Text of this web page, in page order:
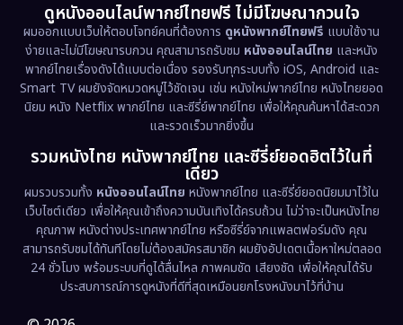
Emotional (61)
Epic มหากาพย์ (218)
Erotic (36)
Family ครอบครัว (363)
Fantasy จินตนาการ (326)
Fiction (9)
Film (57)
Gothic
ดูหนังออนไลน์พากย์ไทยฟรี ไม่มีโฆษณากวนใจ
ผมออกแบบเว็บให้ตอบโจทย์คนที่ต้องการ ดูหนังพากย์ไทยฟรี แบบใช้งาน
ง่ายและไม่มีโฆษณารบกวน คุณสามารถรับชม หนังออนไลน์ไทย และหนัง
พากย์ไทยเรื่องดังได้แบบต่อเนื่อง รองรับทุกระบบทั้ง iOS, Android และ
Smart TV ผมยังจัดหมวดหมู่ไว้ชัดเจน เช่น หนังใหม่พากย์ไทย หนังไทยยอด
นิยม หนัง Netflix พากย์ไทย และซีรี่ย์พากย์ไทย เพื่อให้คุณค้นหาได้สะดวก
และรวดเร็วมากยิ่งขึ้น
รวมหนังไทย หนังพากย์ไทย และซีรี่ย์ยอดฮิตไว้ในที่
เดียว
ผมรวบรวมทั้ง หนังออนไลน์ไทย หนังพากย์ไทย และซีรี่ย์ยอดนิยมมาไว้ใน
เว็บไซต์เดียว เพื่อให้คุณเข้าถึงความบันเทิงได้ครบถ้วน ไม่ว่าจะเป็นหนังไทย
คุณภาพ หนังต่างประเทศพากย์ไทย หรือซีรี่ย์จากแพลตฟอร์มดัง คุณ
สามารถรับชมได้ทันทีโดยไม่ต้องสมัครสมาชิก ผมยังอัปเดตเนื้อหาใหม่ตลอด
24 ชั่วโมง พร้อมระบบที่ดูได้ลื่นไหล ภาพคมชัด เสียงชัด เพื่อให้คุณได้รับ
ประสบการณ์การดูหนังที่ดีที่สุดเหมือนยกโรงหนังมาไว้ที่บ้าน